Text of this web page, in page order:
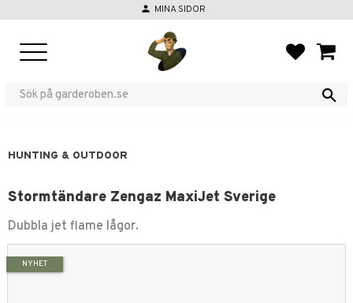
person MINA SIDOR
HUNTING & OUTDOOR
Stormtändare Zengaz MaxiJet Sverige
Dubbla jet flame lågor.
NYHET